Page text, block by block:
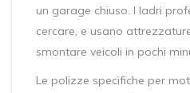
un garage chiuso. I ladri
cercare, e usano
smontare veicoli in pochi
Le polizze specifiche per